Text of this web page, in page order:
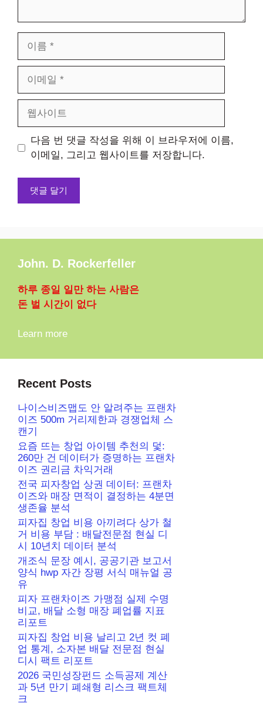
일
트
다음 번 댓글 작성을 위해 이 브라우저에 이름,
이메일, 그리고 웹사이트를 저장합니다.
John. D. Rockerfeller
하루 종일 일만 하는 사람은
돈 벌 시간이 없다
Learn more
Recent Posts
나이스비즈맵도 안 알려주는 프랜차
이즈 500m 거리제한과 경쟁업체 스
캔기
요즘 뜨는 창업 아이템 추천의 덫:
260만 건 데이터가 증명하는 프랜차
이즈 권리금 차익거래
전국 피자창업 상권 데이터: 프랜차
이즈와 매장 면적이 결정하는 4분면
생존율 분석
피자집 창업 비용 아끼려다 상가 철
거 비용 부담 : 배달전문점 현실 디
시 10년치 데이터 분석
개조식 문장 예시, 공공기관 보고서
양식 hwp 자간 장평 서식 매뉴얼 공
유
피자 프랜차이즈 가맹점 실제 수명
비교, 배달 소형 매장 폐업률 지표
리포트
피자집 창업 비용 날리고 2년 컷 폐
업 통계, 소자본 배달 전문점 현실
디시 팩트 리포트
2026 국민성장펀드 소득공제 계산
과 5년 만기 폐쇄형 리스크 팩트체
크